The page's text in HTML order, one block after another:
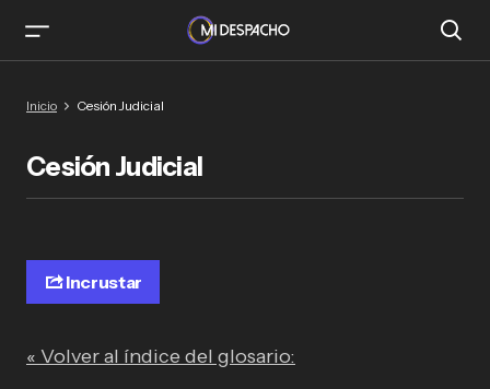
Inicio Cesión Judicial
Cesión Judicial
Incrustar
« Volver al índice del glosario: